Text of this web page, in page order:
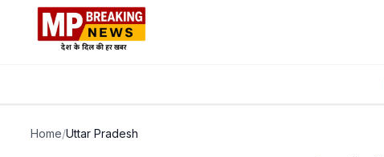
Home/Uttar Pradesh